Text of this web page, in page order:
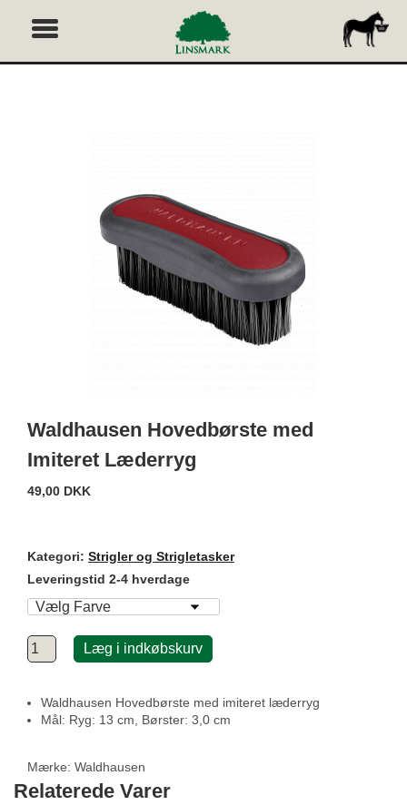
Waldhausen Hovedbørste med
Imiteret Læderryg
49,00 DKK
Kategori: Strigler og Strigletasker
Leveringstid 2-4 hverdage
Læg i indkøbskurv
Waldhausen Hovedbørste med imiteret læderryg
Mål: Ryg: 13 cm, Børster: 3,0 cm
Mærke: Waldhausen
Relaterede Varer